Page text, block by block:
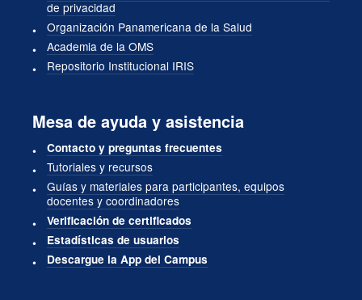
de privacidad
Organización Panamericana de la Salud
Academia de la OMS
Repositorio Institucional IRIS
Mesa de ayuda y asistencia
Contacto y preguntas frecuentes
Tutoriales y recursos
Guías y materiales para participantes, equipos
docentes y coordinadores
Verificación de certificados
Estadísticas de usuarios
Descargue la App del Campus